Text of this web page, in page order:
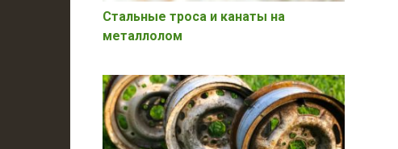
Стальные троса и канаты на
металлолом